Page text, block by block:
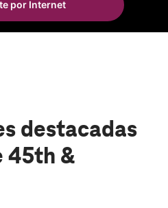
p.m.
New York, NY 10017
por Internet
destacadas
45th &